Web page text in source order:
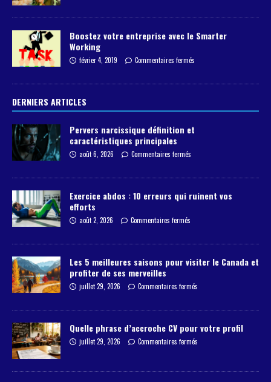
Boostez votre entreprise avec le Smarter
Working
février 4, 2019 Commentaires fermés
DERNIERS ARTICLES
Pervers narcissique définition et
caractéristiques principales
août 6, 2026 Commentaires fermés
Exercice abdos : 10 erreurs qui ruinent vos
efforts
août 2, 2026 Commentaires fermés
Les 5 meilleures saisons pour visiter le Canada et
profiter de ses merveilles
juillet 29, 2026 Commentaires fermés
Quelle phrase d’accroche CV pour votre profil
juillet 29, 2026 Commentaires fermés